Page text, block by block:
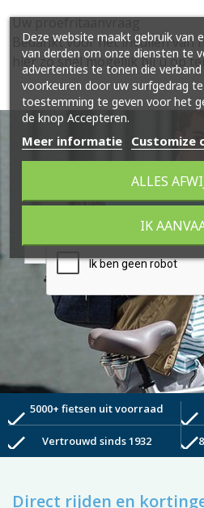
Uw proefritaanvraag
Bedankt voor het invullen van
hier zo snel mogelijk bij u op
check5000+ fietsen uit voorraad check
check Vertrouwd sinds 1932 check
Direct rijden en
Deze website maakt gebruik van
van derden om onze diensten te
advertenties te tonen die
voorkeuren door uw surfgedrag
toestemming te geven voor het
de knop Accepteren.
Meer informatie Customize
ALLES
IK